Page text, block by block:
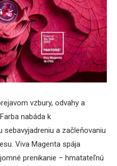
vzbury, odvahy a
nabáda k
a začleňovaniu
Viva Magenta spája
prenikanie – hmatateľnú